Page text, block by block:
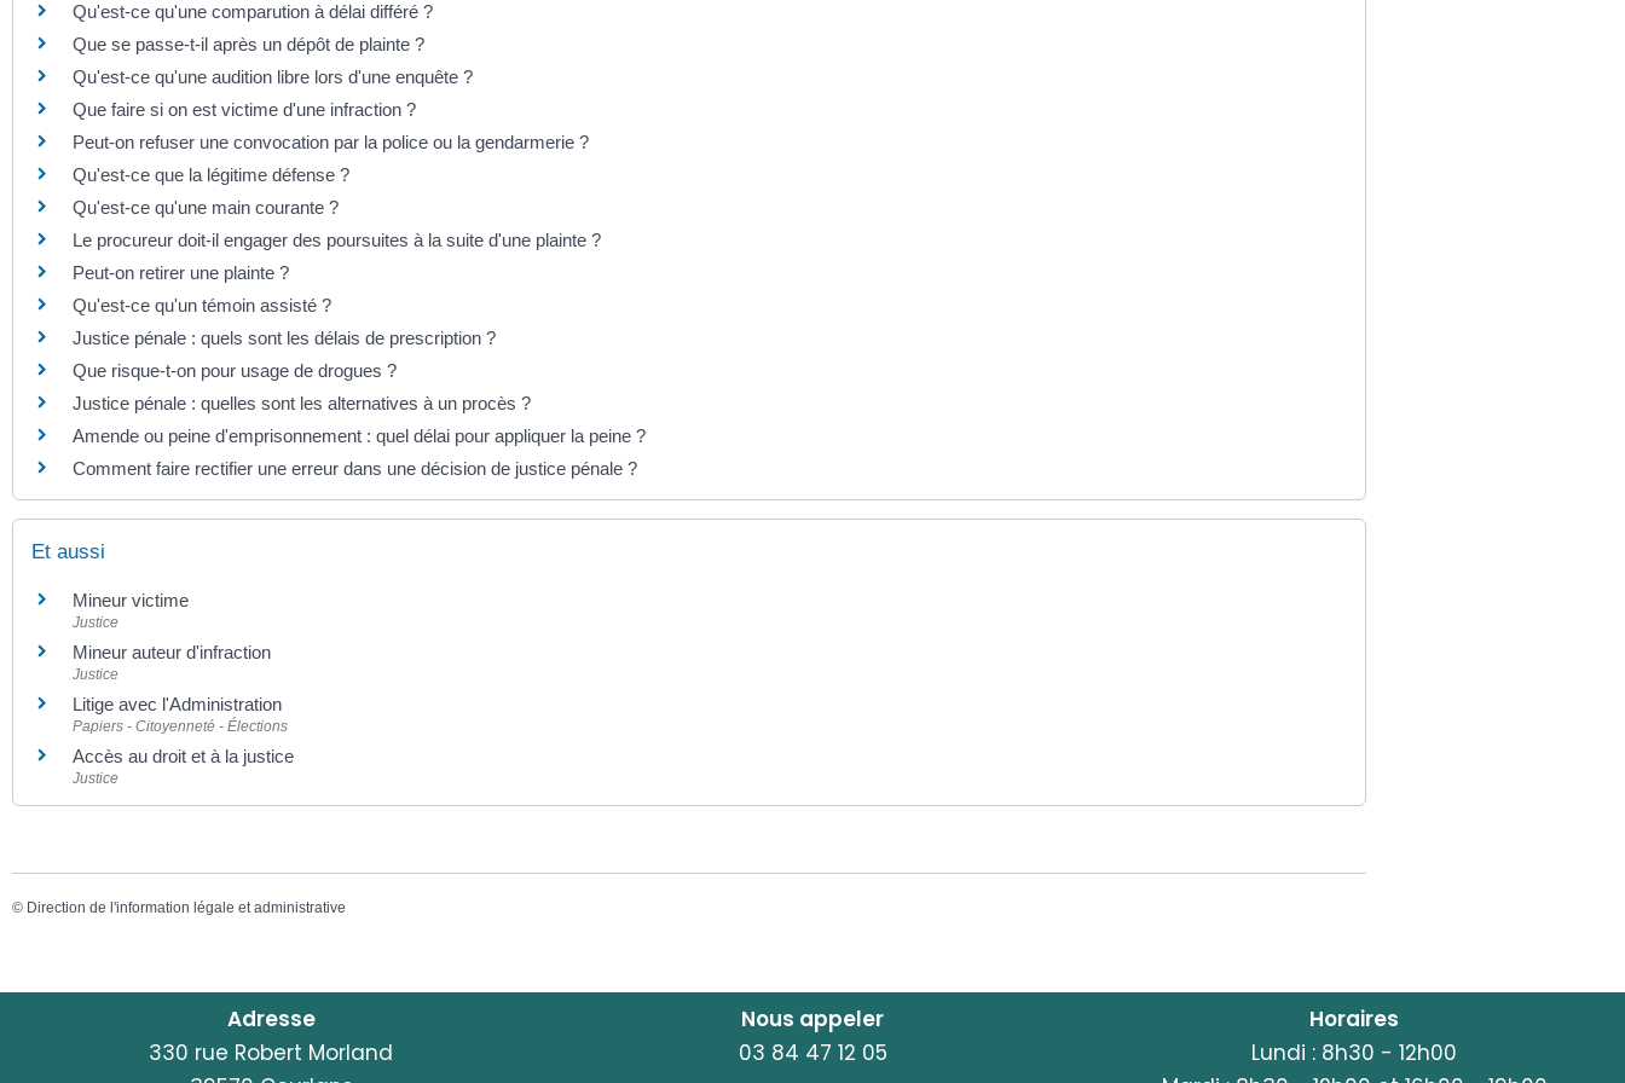
Qu'est-ce qu'une comparution à délai différé ?
Que se passe-t-il après un dépôt de plainte ?
Qu'est-ce qu'une audition libre lors d'une enquête ?
Que faire si on est victime d'une infraction ?
Peut-on refuser une convocation par la police ou la gendarmerie ?
Qu'est-ce que la légitime défense ?
Qu'est-ce qu'une main courante ?
Le procureur doit-il engager des poursuites à la suite d'une plainte ?
Peut-on retirer une plainte ?
Qu'est-ce qu'un témoin assisté ?
Justice pénale : quels sont les délais de prescription ?
Que risque-t-on pour usage de drogues ?
Justice pénale : quelles sont les alternatives à un procès ?
Amende ou peine d'emprisonnement : quel délai pour appliquer la peine ?
Comment faire rectifier une erreur dans une décision de justice pénale ?
Et aussi
Mineur victime
Justice
Mineur auteur d'infraction
Justice
Litige avec l'Administration
Papiers - Citoyenneté - Élections
Accès au droit et à la justice
Justice
© Direction de l'information légale et administrative
Adresse
330 rue Robert Morland
Nous appeler
03 84 47 12 05
Horaires
Lundi : 8h30 - 12h00